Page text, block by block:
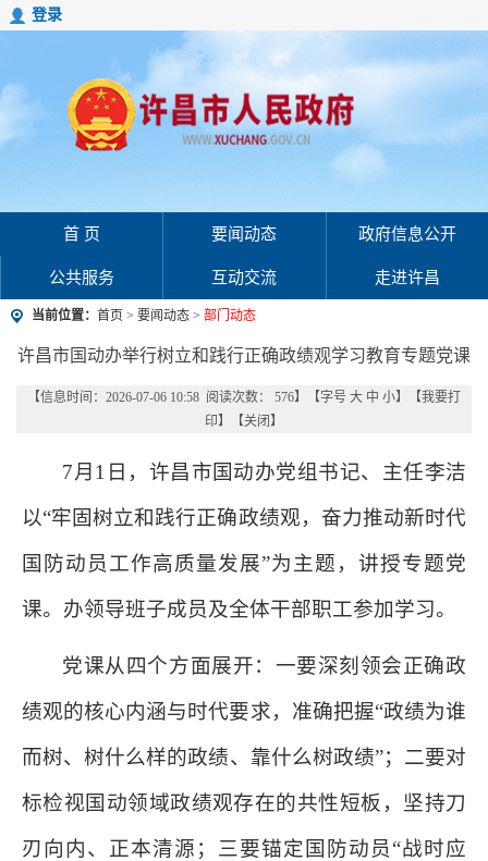
登录
首 页 要闻动态 政府信息公开
公共服务 互动交流 走进许昌
当前位置： 首页 > 要闻动态 > 部门动态
许昌市国动办举行树立和践行正确政绩观学习教育专题党课
【信息时间：2026-07-06 10:58 阅读次数： 576】【字号 大 中 小】【我要打
印】【关闭 】
7月1日，许昌市国动办党组书记、主任李洁
以“牢固树立和践行正确政绩观，奋力推动新时代
国防动员工作高质量发展”为主题，讲授专题党
课。办领导班子成员及全体干部职工参加学习。
党课从四个方面展开：一要深刻领会正确政
绩观的核心内涵与时代要求，准确把握“政绩为谁
而树、树什么样的政绩、靠什么树政绩”；二要对
标检视国动领域政绩观存在的共性短板，坚持刀
刃向内、正本清源；三要锚定国防动员“战时应